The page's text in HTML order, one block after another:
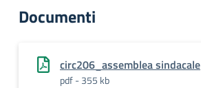
Documenti
circ206_assemblea sindacale
pdf - 355 kb